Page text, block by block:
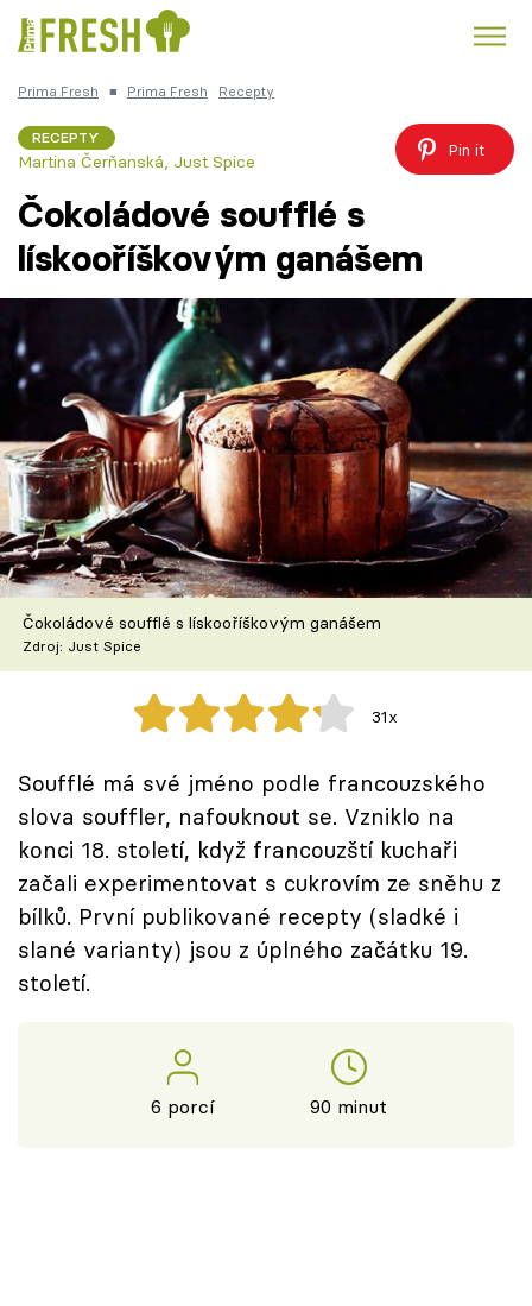
Česká kuchyně Čokoláda
Témata
Recepty
Články
TV Program
Škola vaření
Recepty z TV
Speciál: Cuketa
Těhotnej kuchař
Sledujte prima+
Přihlášení
Sledujte nás
Prima Fresh ■ Prima Fresh Recepty
RECEPTY
Martina Čerňanská Just Spice
Pin it
Čokoládové soufflé s
lískooříškovým ganášem
Čokoládové soufflé s lískooříškovým ganášem
Zdroj: Just Spice
31x
Soufflé má své jméno podle francouzského
slova souffler, nafouknout se. Vzniklo na
konci 18. století, když francouzští kuchaři
začali experimentovat s cukrovím ze sněhu z
bílků. První publikované recepty (sladké i
slané varianty) jsou z úplného začátku 19.
století.
6 porcí 90 minut